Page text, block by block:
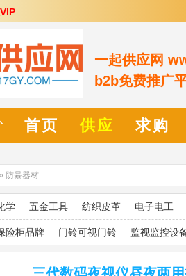
一起供应网
b2b免费推广
首页 供应 求购
» 防暴器材
学 五金工具 纺织皮革 电子电工
险柜品牌 门铃可视门铃 监视监控设